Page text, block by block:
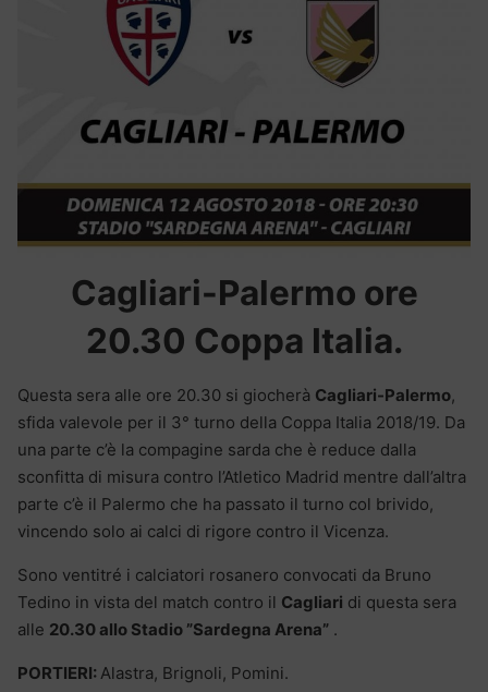
Cagliari-Palermo ore
20.30 Coppa Italia.
Questa sera alle ore 20.30 si giocherà Cagliari-Palermo,
sfida valevole per il 3° turno della Coppa Italia 2018/19. Da
una parte c’è la compagine sarda che è reduce dalla
sconfitta di misura contro l’Atletico Madrid mentre dall’altra
parte c’è il Palermo che ha passato il turno col brivido,
vincendo solo ai calci di rigore contro il Vicenza.
Sono ventitré i calciatori rosanero convocati da Bruno
Tedino in vista del match contro il Cagliari di questa sera
alle 20.30 allo Stadio ”Sardegna Arena” .
PORTIERI: Alastra, Brignoli, Pomini.